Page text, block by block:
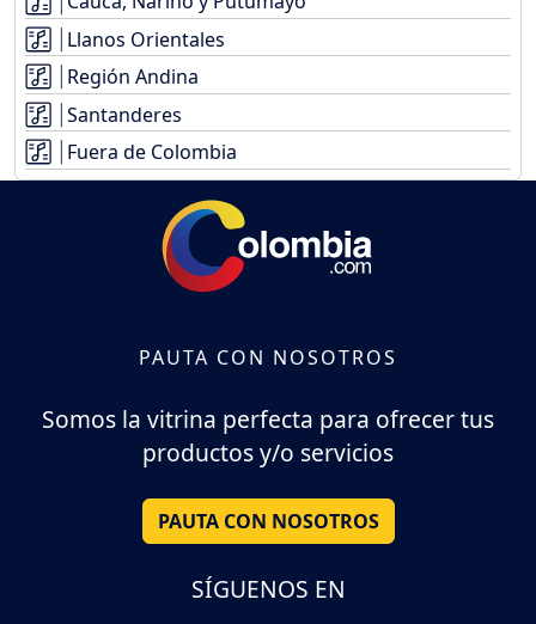
Llanos Orientales
Región Andina
Santanderes
Fuera de Colombia
PAUTA CON NOSOTROS
Somos la vitrina perfecta para ofrecer tus
productos y/o servicios
PAUTA CON NOSOTROS
SÍGUENOS EN